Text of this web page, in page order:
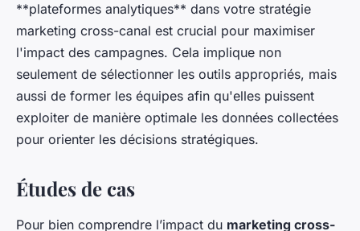
**plateformes analytiques** dans votre stratégie
marketing cross-canal est crucial pour maximiser
l'impact des campagnes. Cela implique non
seulement de sélectionner les outils appropriés, mais
aussi de former les équipes afin qu'elles puissent
exploiter de manière optimale les données collectées
pour orienter les décisions stratégiques.
Études de cas
Pour bien comprendre l’impact du marketing cross-